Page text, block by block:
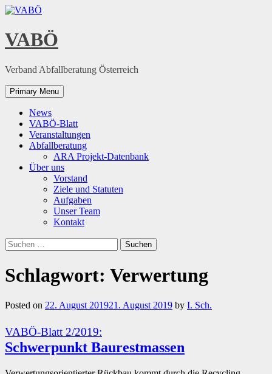
Skip
content
VABÖ
Verband Abfallberatung Österreich
Primary Menu
News
VABÖ-Blatt
Veranstaltungen
Abfallberatung
ARA Projekt-Datenbank
Über uns
Vorstand
Ziele und Statuten
Aufgaben
Unser Team
Kontakt
Suchen
nach:
Schlagwort: Verwertung
Posted on 22. August 201921. August 2019 by I. Sch.
VABÖ-Blatt 2/2019:
Schwerpunkt Baurestmassen